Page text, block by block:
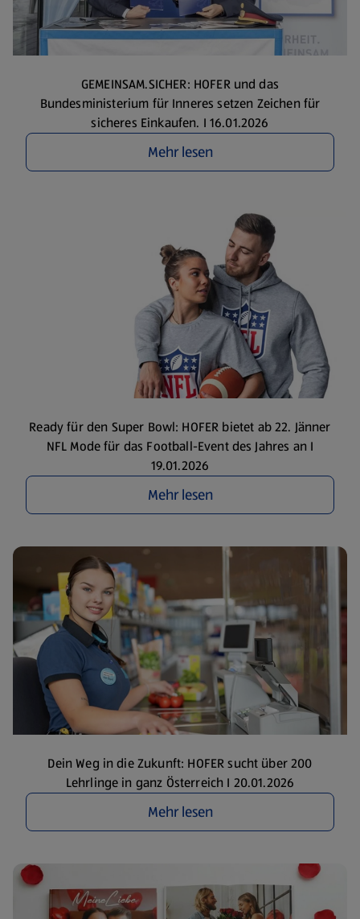
GEMEINSAM.SICHER: HOFER und das
Bundesministerium für Inneres setzen Zeichen für
sicheres Einkaufen. I 16.01.2026
Mehr lesen
Ready für den Super Bowl: HOFER bietet ab 22. Jänner
NFL Mode für das Football-Event des Jahres an I
19.01.2026
Mehr lesen
Dein Weg in die Zukunft: HOFER sucht über 200
Lehrlinge in ganz Österreich I 20.01.2026
Mehr lesen